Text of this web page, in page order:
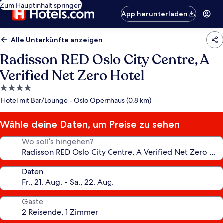
Zum Hauptinhalt springen
App herunterladen
Alle Unterkünfte anzeigen
Radisson RED Oslo City Centre, A
Verified Net Zero Hotel
4.0-
Sterne-
Hotel mit Bar/Lounge - Oslo Opernhaus (0,8 km)
Wähle deine Daten, um Preise zu sehen
Wo soll’s hingehen?
Daten
Gäste